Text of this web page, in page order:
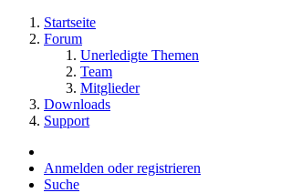
Startseite
Forum
Unerledigte Themen
Team
Mitglieder
Downloads
Support
Anmelden oder registrieren
Suche